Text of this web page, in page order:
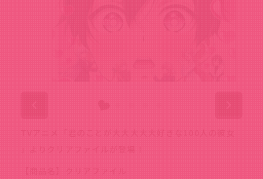
TVアニメ「君のことが大大大大大好きな100人の彼女
」よりクリアファイルが登場！
【商品名】クリアファイル